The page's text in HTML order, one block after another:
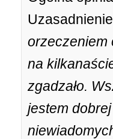
orzeczeniem
na
zgadzało.
jestem